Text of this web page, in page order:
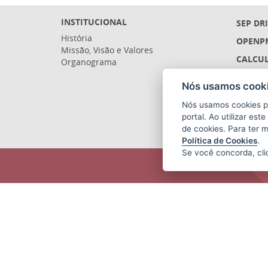
INSTITUCIONAL
História
Missão, Visão e Valores
Organograma
SEP
SIGES
Nós usamos
Nós usamos cookies
portal. Ao utilizar
de cookies. Para ter
Política de Cookies.
Se você concorda,